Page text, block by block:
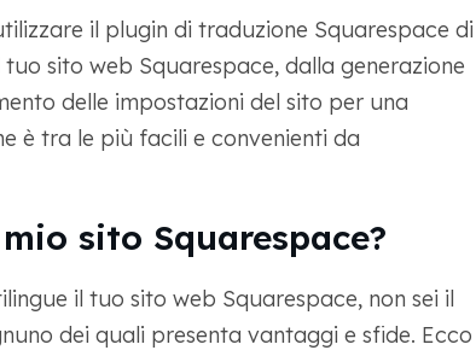
il plugin di traduzione Squarespace di
tuo sito web Squarespace, dalla generazione
delle impostazioni del sito per una
è tra le più facili e convenienti da
sito Squarespace?
il tuo sito web Squarespace, non sei il
dei quali presenta vantaggi e sfide. Ecco